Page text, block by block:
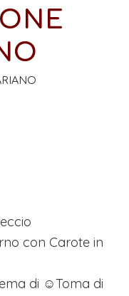
con Carote in
di ☺Toma di